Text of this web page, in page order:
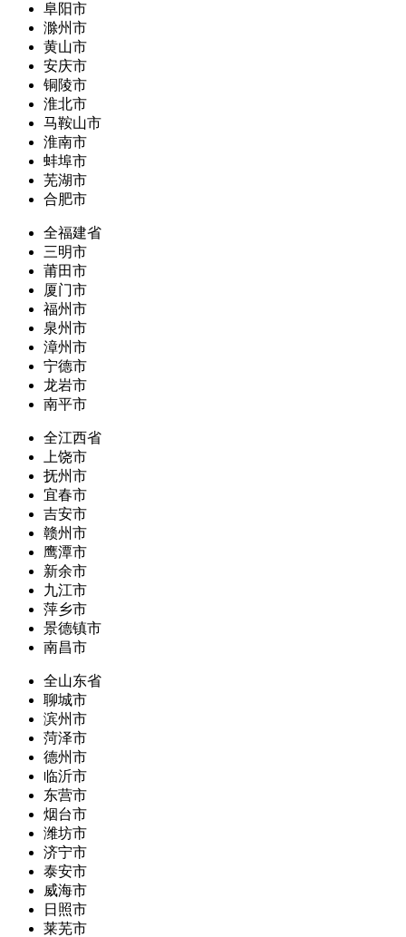
阜阳市
滁州市
黄山市
安庆市
铜陵市
淮北市
马鞍山市
淮南市
蚌埠市
芜湖市
合肥市
全福建省
三明市
莆田市
厦门市
福州市
泉州市
漳州市
宁德市
龙岩市
南平市
全江西省
上饶市
抚州市
宜春市
吉安市
赣州市
鹰潭市
新余市
九江市
萍乡市
景德镇市
南昌市
全山东省
聊城市
滨州市
菏泽市
德州市
临沂市
东营市
烟台市
潍坊市
济宁市
泰安市
威海市
日照市
莱芜市